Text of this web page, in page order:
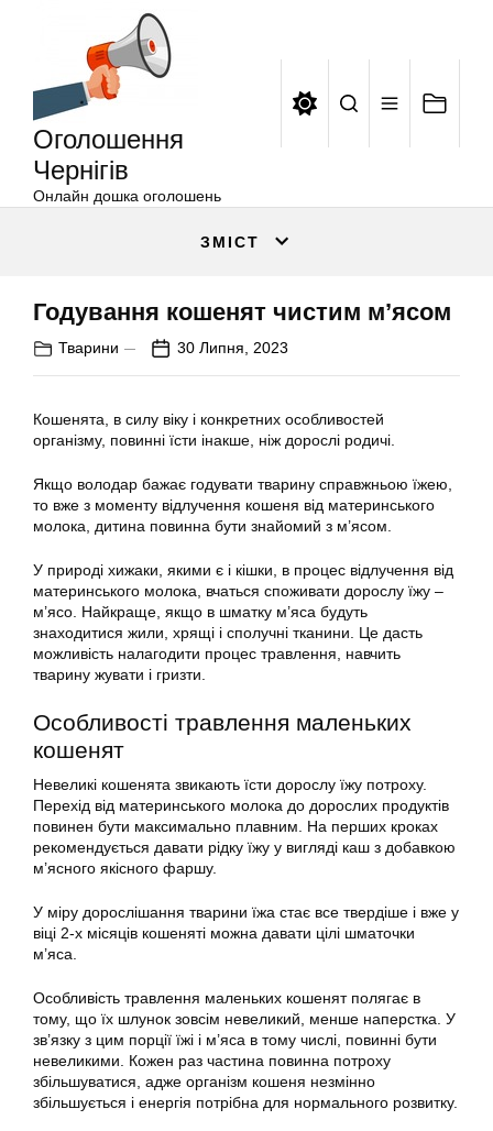
Оголошення
Чернігів
Онлайн дошка оголошень
ЗМІСТ
Годування кошенят чистим м’ясом
Тварини 30 Липня, 2023
Кошенята, в силу віку і конкретних особливостей
організму, повинні їсти інакше, ніж дорослі родичі.
Якщо володар бажає годувати тварину справжньою їжею,
то вже з моменту відлучення кошеня від материнського
молока, дитина повинна бути знайомий з м’ясом.
У природі хижаки, якими є і кішки, в процес відлучення від
материнського молока, вчаться споживати дорослу їжу –
м’ясо. Найкраще, якщо в шматку м’яса будуть
знаходитися жили, хрящі і сполучні тканини. Це дасть
можливість налагодити процес травлення, навчить
тварину жувати і гризти.
Особливості травлення маленьких
кошенят
Невеликі кошенята звикають їсти дорослу їжу потроху.
Перехід від материнського молока до дорослих продуктів
повинен бути максимально плавним. На перших кроках
рекомендується давати рідку їжу у вигляді каш з добавкою
м’ясного якісного фаршу.
У міру дорослішання тварини їжа стає все твердіше і вже у
віці 2-х місяців кошеняті можна давати цілі шматочки
м’яса.
Особливість травлення маленьких кошенят полягає в
тому, що їх шлунок зовсім невеликий, менше наперстка. У
зв’язку з цим порції їжі і м’яса в тому числі, повинні бути
невеликими. Кожен раз частина повинна потроху
збільшуватися, адже організм кошеня незмінно
збільшується і енергія потрібна для нормального розвитку.